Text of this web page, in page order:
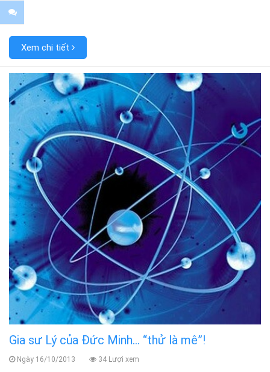
Xem chi tiết
Gia sư Lý của Đức Minh… “thử là mê”!
Ngày 16/10/2013 34 Lượi xem